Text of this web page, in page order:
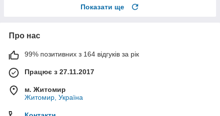
Показати ще
Про нас
99% позитивних з 164 відгуків за рік
Працює з 27.11.2017
м. Житомир
Житомир, Україна